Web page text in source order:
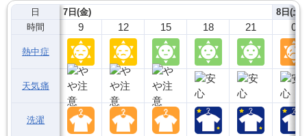
日
時間
熱中症
天気痛
洗濯
7日(金)
9 12 15 18 21
8日(土)
0